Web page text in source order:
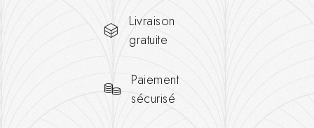
Livraison
gratuite
Paiement
sécurisé